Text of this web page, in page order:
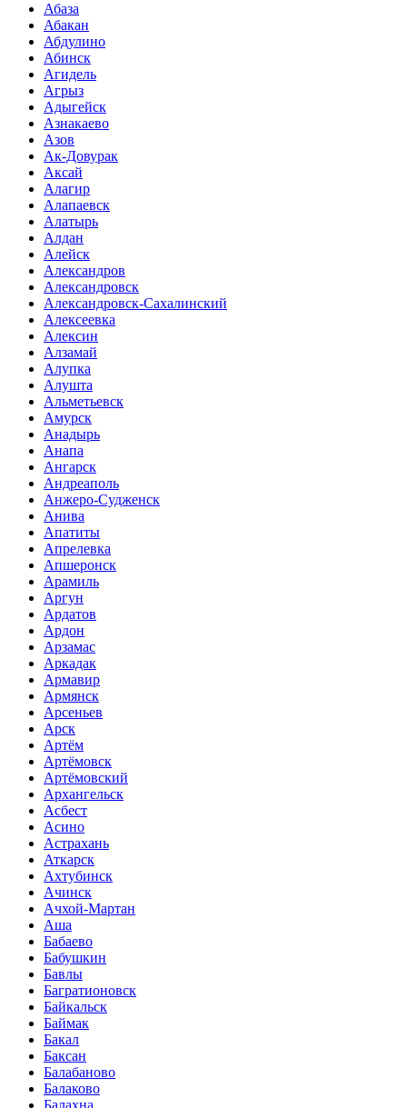
Абаза
Абакан
Абдулино
Абинск
Агидель
Агрыз
Адыгейск
Азнакаево
Азов
Ак-Довурак
Аксай
Алагир
Алапаевск
Алатырь
Алдан
Алейск
Александров
Александровск
Александровск-Сахалинский
Алексеевка
Алексин
Алзамай
Алупка
Алушта
Альметьевск
Амурск
Анадырь
Анапа
Ангарск
Андреаполь
Анжеро-Судженск
Анива
Апатиты
Апрелевка
Апшеронск
Арамиль
Аргун
Ардатов
Ардон
Арзамас
Аркадак
Армавир
Армянск
Арсеньев
Арск
Артём
Артёмовск
Артёмовский
Архангельск
Асбест
Асино
Астрахань
Аткарск
Ахтубинск
Ачинск
Ачхой-Мартан
Аша
Бабаево
Бабушкин
Бавлы
Багратионовск
Байкальск
Баймак
Бакал
Баксан
Балабаново
Балаково
Балахна